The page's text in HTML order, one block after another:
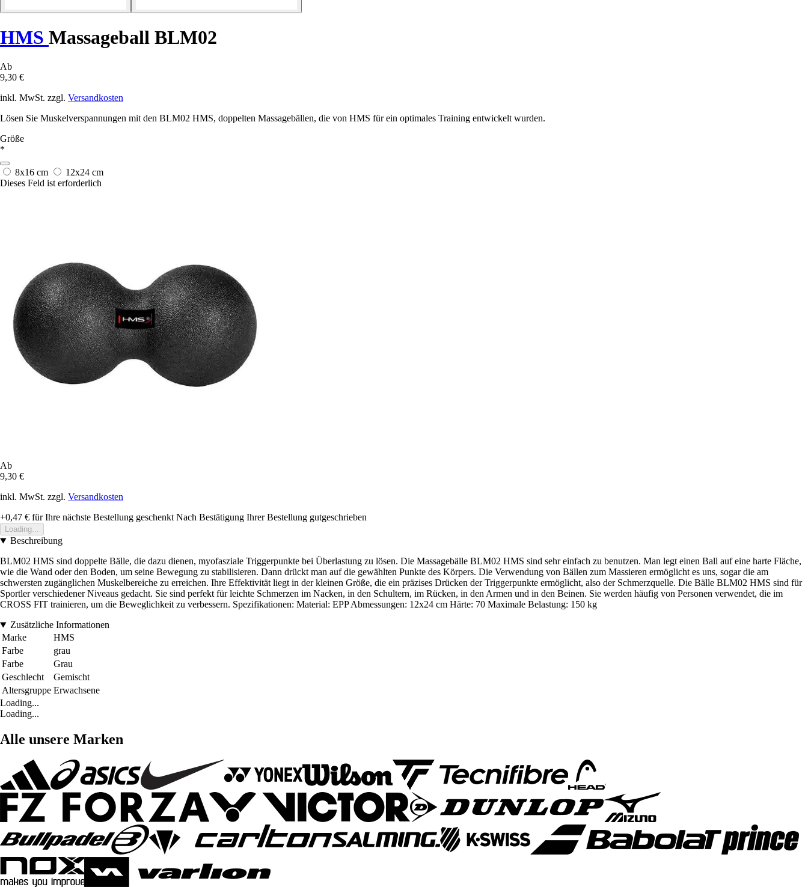
HMS Massageball BLM02
Ab
9,30 €
inkl. MwSt. zzgl. Versandkosten
Lösen Sie Muskelverspannungen mit den BLM02 HMS, doppelten Massagebällen, die von HMS für ein optimales Training entwickelt wurden.
Größe
*
8x16 cm
12x24 cm
Dieses Feld ist erforderlich
Ab
9,30 €
inkl. MwSt. zzgl. Versandkosten
+0,47 € für Ihre nächste Bestellung geschenkt Nach Bestätigung Ihrer Bestellung gutgeschrieben
Loading...
Beschreibung
BLM02 HMS sind doppelte Bälle, die dazu dienen, myofasziale Triggerpunkte bei Überlastung zu lösen. Die Massagebälle BLM02 HMS sind sehr einfach zu benutzen. Man legt einen Ball auf eine harte Fläche,
wie die Wand oder den Boden, um seine Bewegung zu stabilisieren. Dann drückt man auf die gewählten Punkte des Körpers. Die Verwendung von Bällen zum Massieren ermöglicht es uns, sogar die am
schwersten zugänglichen Muskelbereiche zu erreichen. Ihre Effektivität liegt in der kleinen Größe, die ein präzises Drücken der Triggerpunkte ermöglicht, also der Schmerzquelle. Die Bälle BLM02 HMS sind für
Sportler verschiedener Niveaus gedacht. Sie sind perfekt für leichte Schmerzen im Nacken, in den Schultern, im Rücken, in den Armen und in den Beinen. Sie werden häufig von Personen verwendet, die im
CROSS FIT trainieren, um die Beweglichkeit zu verbessern. Spezifikationen: Material: EPP Abmessungen: 12x24 cm Härte: 70 Maximale Belastung: 150 kg
Zusätzliche Informationen
Marke
HMS
Farbe
grau
Farbe
Grau
Geschlecht
Gemischt
Altersgruppe Erwachsene
Loading...
Loading...
Alle unsere Marken